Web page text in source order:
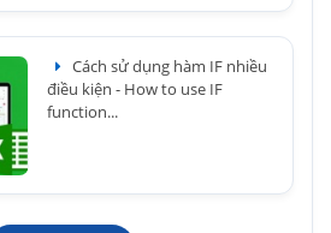
Cách sử dụng hàm IF nhiều
điều kiện - How to use IF
function...